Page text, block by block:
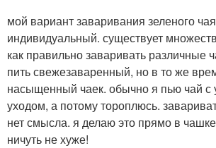
мой вариант заваривания зеленого
индивидуальный. существует
как правильно заваривать различные
пить свежезаваренный, но в то же
насыщенный чаек. обычно я пью чай с
уходом, а потому тороплюсь.
нет смысла. я делаю это прямо в
ничуть не хуже!